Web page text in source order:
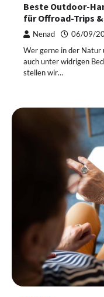
Beste Outdoor-
für Offroad-Trips
Nenad 06/09/
Wer gerne in der Natur
auch unter widrigen
stellen wir…